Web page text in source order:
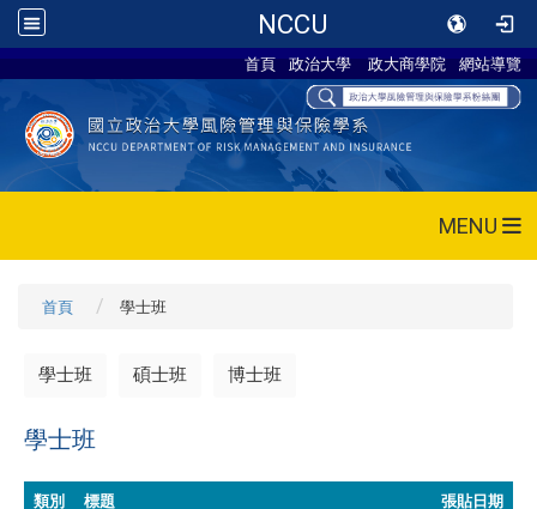
NCCU
首頁 政治大學 政大商學院 網站導覽
MENU
首頁 學士班
學士班 碩士班 博士班
學士班
類別 標題 張貼日期